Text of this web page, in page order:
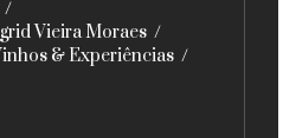
Vieira Moraes
& Experiências